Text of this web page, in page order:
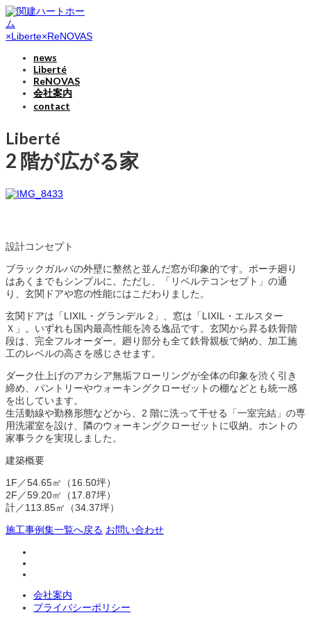
news
Liberté
ReNOVAS
会社案内
contact
Liberté
2 階が広がる家
設計コンセプト
ブラックガルバの外壁に整然と並んだ窓が印象的です。ポーチ廻り
はあくまでもシンプルに。ただし、「リベルテコンセプト」の通
り、玄関ドアや窓の性能にはこだわりました。
玄関ドアは「LIXIL・グランデル 2」、窓は「LIXIL・エルスター
Ｘ」。いずれも国内最高性能を誇る逸品です。玄関から昇る鉄骨階
段は、完全フルオーダー。廻り部分も全て鉄骨親板で納め、加工施
工のレベルの高さを感じさせます。
ダーク仕上げのアカシア無垢フローリングが全体の印象を渋く引き
締め、パントリーやウォーキングクローゼットの棚などとも統一感
を出しています。
生活動線や勤務形態などから、2 階に洗って干せる「一室完結」の専
用洗濯室を設け、隣のウォーキングクローゼットに収納。ホントの
家事ラクを実現しました。
建築概要
1F／54.65㎡（16.50坪）
2F／59.20㎡（17.87坪）
計／113.85㎡（34.37坪）
施工事例集一覧へ戻る お問い合わせ
会社案内
プライバシーポリシー